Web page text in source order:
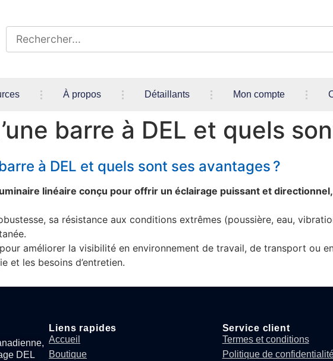
À propos Détaillants Mon compte
barre à DEL et quels
à DEL et quels sont ses avantages ?
linéaire conçu pour offrir un éclairage puissant et
sa résistance aux conditions extrêmes (poussière, eau,
améliorer la visibilité en environnement de travail, de transport ou
et les besoins d’entretien.
DEL
Liens rapides
Accueil
Boutique
Service client
Termes et conditions
Politique de